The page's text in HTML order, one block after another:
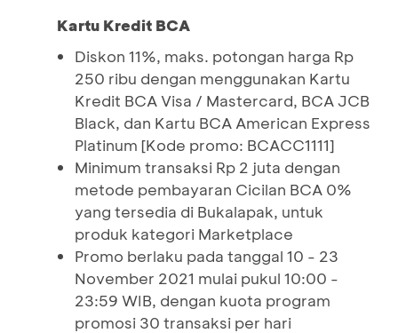
Kartu Kredit BCA
Diskon 11%, maks. potongan harga Rp
250 ribu dengan menggunakan Kartu
Kredit BCA Visa / Mastercard, BCA JCB
Black, dan Kartu BCA American Express
Platinum [Kode promo: BCACC1111]
Minimum transaksi Rp 2 juta dengan
metode pembayaran Cicilan BCA 0%
yang tersedia di Bukalapak, untuk
produk kategori Marketplace
Promo berlaku pada tanggal 10 - 23
November 2021 mulai pukul 10:00 -
23:59 WIB, dengan kuota program
promosi 30 transaksi per hari